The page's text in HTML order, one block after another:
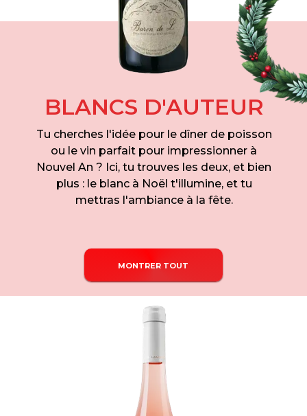
Tu cherches l'idée pour le dîner de poisson
ou le vin parfait pour impressionner à
Nouvel An ? Ici, tu trouves les deux, et bien
plus : le blanc à Noël t'illumine, et tu
mettras l'ambiance à la fête.
MONTRER TOUT
BLANCS D'AUTEUR